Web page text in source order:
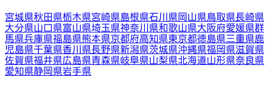
宮城県秋田県栃木県宮崎県島根県石川県岡山県鳥取県長崎県
大分県山口県富山県埼玉県神奈川県和歌山県大阪府愛媛県群
馬県兵庫県福島県熊本県京都府高知県東京都徳島県三重県鹿
児島県千葉県香川県長野県新潟県茨城県沖縄県福岡県滋賀県
佐賀県福井県広島県青森県岐阜県山梨県北海道山形県奈良県
愛知県静岡県岩手県